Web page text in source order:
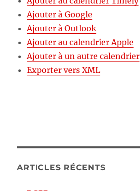
Ajouter à Google
Ajouter à Outlook
Ajouter au calendrier Apple
Ajouter à un autre calendrier
Exporter vers XML
ARTICLES RÉCENTS